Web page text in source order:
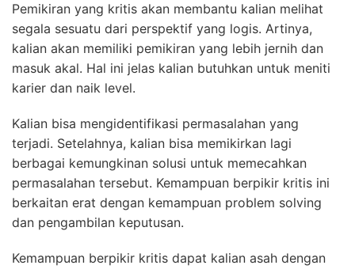
Pemikiran yang kritis akan membantu kalian melihat
segala sesuatu dari perspektif yang logis. Artinya,
kalian akan memiliki pemikiran yang lebih jernih dan
masuk akal. Hal ini jelas kalian butuhkan untuk meniti
karier dan naik level.
Kalian bisa mengidentifikasi permasalahan yang
terjadi. Setelahnya, kalian bisa memikirkan lagi
berbagai kemungkinan solusi untuk memecahkan
permasalahan tersebut. Kemampuan berpikir kritis ini
berkaitan erat dengan kemampuan problem solving
dan pengambilan keputusan.
Kemampuan berpikir kritis dapat kalian asah dengan